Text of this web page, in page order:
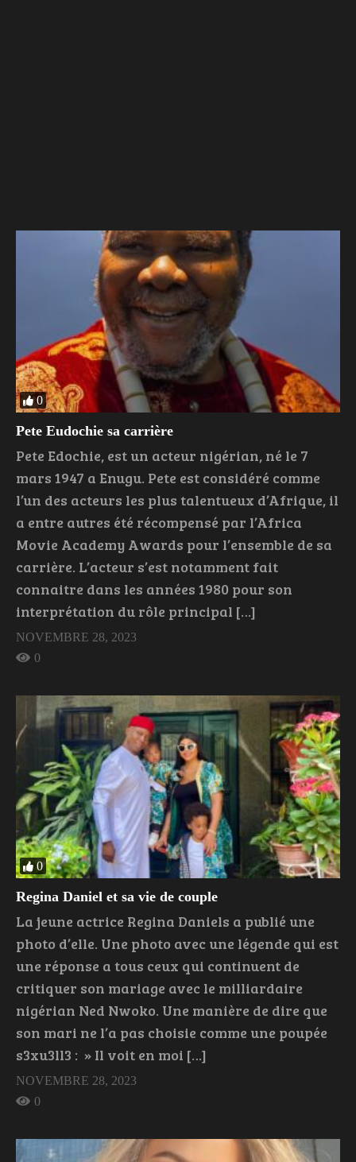
0
Pete Eudochie sa carrière
Pete Edochie, est un acteur nigérian, né le 7
mars 1947 a Enugu. Pete est considéré comme
l’un des acteurs les plus talentueux d’Afrique, il
a entre autres été récompensé par l’Africa
Movie Academy Awards pour l’ensemble de sa
carrière. L’acteur s’est notamment fait
connaitre dans les années 1980 pour son
interprétation du rôle principal […]
NOVEMBRE 28, 2023
0
0
Regina Daniel et sa vie de couple
La jeune actrice Regina Daniels a publié une
photo d’elle. Une photo avec une légende qui est
une réponse a tous ceux qui continuent de
critiquer son mariage avec le milliardaire
nigérian Ned Nwoko. Une manière de dire que
son mari ne l’a pas choisie comme une poupée
s3xu3ll3 : » Il voit en moi […]
NOVEMBRE 28, 2023
0